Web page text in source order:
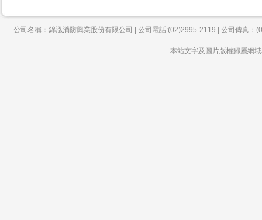
公司名稱：錦泓消防興業股份有限公司 | 公司電話:(02)2995-2119 | 公司傳真
本站文字及圖片版權歸屬網